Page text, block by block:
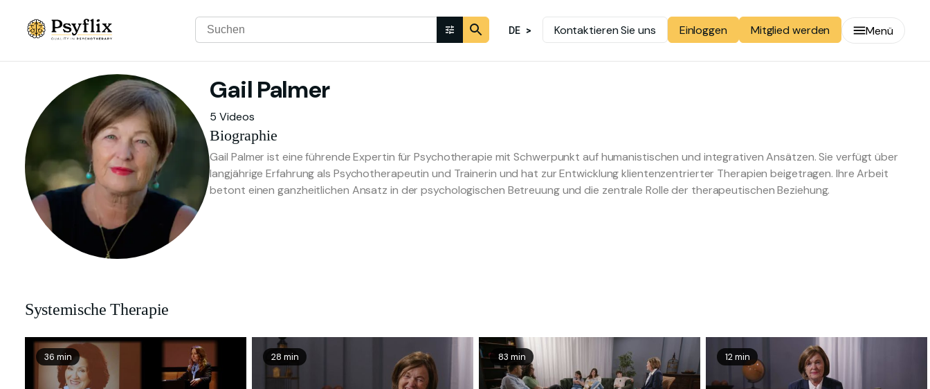
DE Kontaktieren Sie uns Einloggen Mitglied werden Menü
Gail Palmer
5 Videos
Biographie
Gail Palmer ist eine führende Expertin für Psychotherapie mit Schwerpunkt auf humanistischen und integrativen Ansätzen. Sie verfügt über
langjährige Erfahrung als Psychotherapeutin und Trainerin und hat zur Entwicklung klientenzentrierter Therapien beigetragen. Ihre Arbeit
betont einen ganzheitlichen Ansatz in der psychologischen Betreuung und die zentrale Rolle der therapeutischen Beziehung.
Systemische Therapie
36 min 28 min 83 min 12 min